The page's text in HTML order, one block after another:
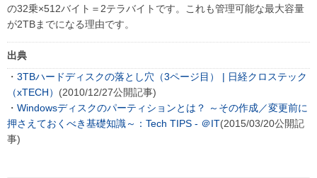
の32乗×512バイト＝2テラバイトです。これも管理可能な最大容量
が2TBまでになる理由です。
出典
・ 3TBハードディスクの落とし穴（3ページ目） | 日経クロステック
（xTECH） (2010/12/27公開記事)
・ Windowsディスクのパーティションとは？ ～その作成／変更前に
押さえておくべき基礎知識～：Tech TIPS - ＠IT(2015/03/20公開記
事)